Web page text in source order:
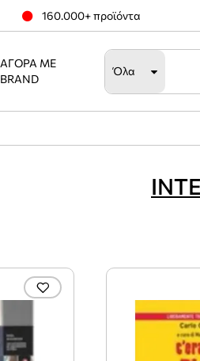
160.000+ προϊόντα
ΑΓΟΡΆ ΜΕ
BRAND
Όλα